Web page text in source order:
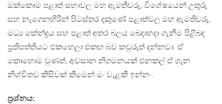
ඔක්කොම පළාත් සභාවල මහ ඇමතිවරු, විශේෂයෙන් උතුරු
සහ නැගෙනහිරින් පිටස්තර දකුණේ පළාත්වල මහ ඇමතිවරු,
මධ්‍ය කේන්ද්‍රය සහ පළාත් අතර බලය බෙදාහදා ගැනීම පිළිබඳ
ප‍්‍රතිපත්තියට එකහෙලා එකඟ බව කවුරුත් දන්නවා. ඒ
කොහොම වුණත්, අවසාන නිගමනයක් එනකල් ඒ ගැන
නිශ්චිතව කිසිවක් කීමෙන් මං වැළකී ඉන්නං.
ප‍්‍රශ්නය: